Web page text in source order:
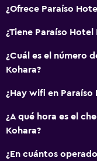
¿Ofrece Paraíso
¿Tiene Paraíso Hotel
¿Cuál es el número
Kohara?
¿Hay wifi en Paraíso
¿A qué hora es el
Kohara?
¿En cuántos